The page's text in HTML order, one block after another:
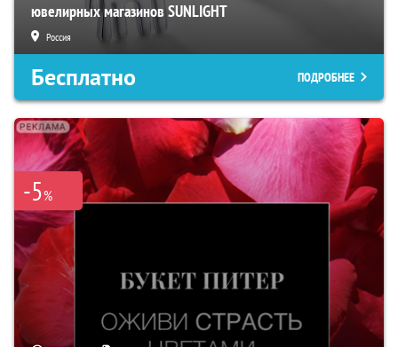
ювелирных магазинов SUNLIGHT
Россия
Бесплатно ПОДРОБНЕЕ
-5%